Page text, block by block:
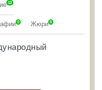
12
0 Жюри 5